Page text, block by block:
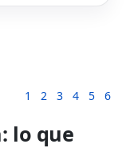
1 2 3 4 5 6
lo que